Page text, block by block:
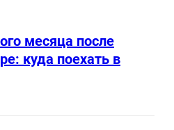
месяца после
куда поехать в